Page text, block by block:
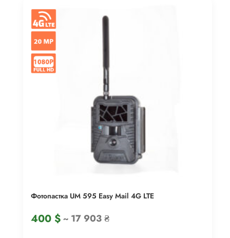
Фотопастка UM 595 Easy Mail 4G LTE
400 $~ 17 903 ₴